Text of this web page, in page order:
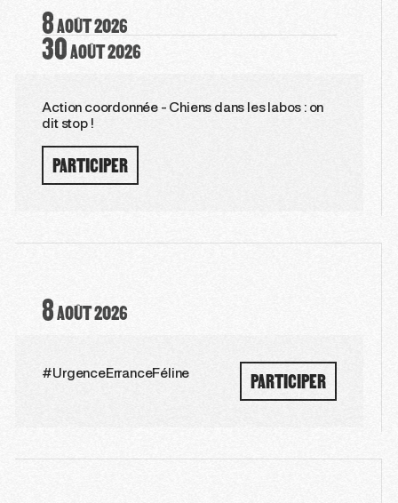
8AOÛT2026
30AOÛT2026
Action coordonnée - Chiens dans les labos : on
dit stop !
PARTICIPER
8AOÛT2026
#UrgenceErranceFéline PARTICIPER